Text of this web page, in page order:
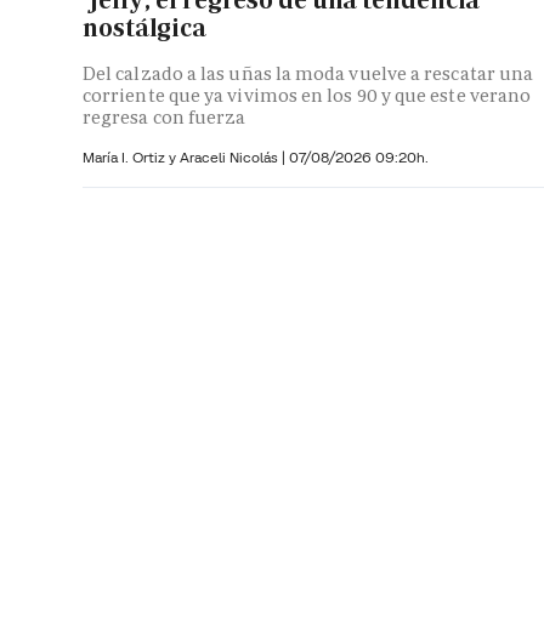
nostálgica
Del calzado a las uñas la moda vuelve a rescatar una
corriente que ya vivimos en los 90 y que este verano
regresa con fuerza
María I. Ortiz y Araceli Nicolás | 07/08/2026 09:20h.